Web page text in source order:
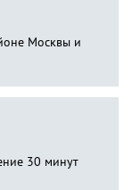
Москвы и
30 минут